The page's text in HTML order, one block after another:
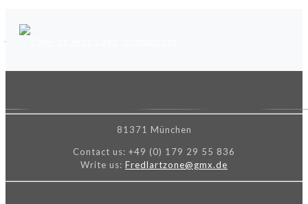
Ähnliche Beiträge
81371 München
Contact us: +49 (0) 179 29 55 836
Write us: Fredlartzone@gmx.de